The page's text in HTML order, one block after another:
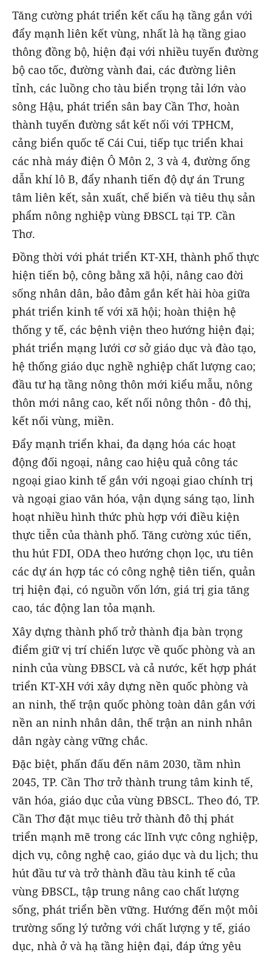
Tăng cường phát triển kết cấu hạ tầng gắn với
đẩy mạnh liên kết vùng, nhất là hạ tầng giao
thông đồng bộ, hiện đại với nhiều tuyến đường
bộ cao tốc, đường vành đai, các đường liên
tỉnh, các luồng cho tàu biển trọng tải lớn vào
sông Hậu, phát triển sân bay Cần Thơ, hoàn
thành tuyến đường sắt kết nối với TPHCM,
cảng biển quốc tế Cái Cui, tiếp tục triển khai
các nhà máy điện Ô Môn 2, 3 và 4, đường ống
dẫn khí lô B, đẩy nhanh tiến độ dự án Trung
tâm liên kết, sản xuất, chế biến và tiêu thụ sản
phẩm nông nghiệp vùng ĐBSCL tại TP. Cần
Thơ.
Đồng thời với phát triển KT-XH, thành phố thực
hiện tiến bộ, công bằng xã hội, nâng cao đời
sống nhân dân, bảo đảm gắn kết hài hòa giữa
phát triển kinh tế với xã hội; hoàn thiện hệ
thống y tế, các bệnh viện theo hướng hiện đại;
phát triển mạng lưới cơ sở giáo dục và đào tạo,
hệ thống giáo dục nghề nghiệp chất lượng cao;
đầu tư hạ tầng nông thôn mới kiểu mẫu, nông
thôn mới nâng cao, kết nối nông thôn - đô thị,
kết nối vùng, miền.
Đẩy mạnh triển khai, đa dạng hóa các hoạt
động đối ngoại, nâng cao hiệu quả công tác
ngoại giao kinh tế gắn với ngoại giao chính trị
và ngoại giao văn hóa, vận dụng sáng tạo, linh
hoạt nhiều hình thức phù hợp với điều kiện
thực tiễn của thành phố. Tăng cường xúc tiến,
thu hút FDI, ODA theo hướng chọn lọc, ưu tiên
các dự án hợp tác có công nghệ tiên tiến, quản
trị hiện đại, có nguồn vốn lớn, giá trị gia tăng
cao, tác động lan tỏa mạnh.
Xây dựng thành phố trở thành địa bàn trọng
điểm giữ vị trí chiến lược về quốc phòng và an
ninh của vùng ĐBSCL và cả nước, kết hợp phát
triển KT-XH với xây dựng nền quốc phòng và
an ninh, thế trận quốc phòng toàn dân gắn với
nền an ninh nhân dân, thế trận an ninh nhân
dân ngày càng vững chắc.
Đặc biệt, phấn đấu đến năm 2030, tầm nhìn
2045, TP. Cần Thơ trở thành trung tâm kinh tế,
văn hóa, giáo dục của vùng ĐBSCL. Theo đó, TP.
Cần Thơ đặt mục tiêu trở thành đô thị phát
triển mạnh mẽ trong các lĩnh vực công nghiệp,
dịch vụ, công nghệ cao, giáo dục và du lịch; thu
hút đầu tư và trở thành đầu tàu kinh tế của
vùng ĐBSCL, tập trung nâng cao chất lượng
sống, phát triển bền vững. Hướng đến một môi
trường sống lý tưởng với chất lượng y tế, giáo
dục, nhà ở và hạ tầng hiện đại, đáp ứng yêu